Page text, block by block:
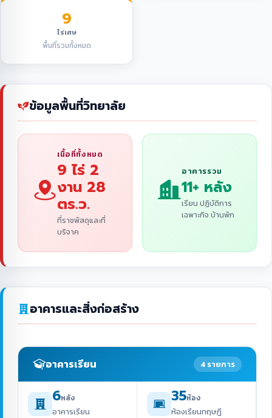
9
ไร่เศษ
พื้นที่รวมทั้งหมด
ข้อมูลพื้นที่วิทยาลัย
เนื้อที่ทั้งหมด
9 ไร่ 2
งาน 28
ตร.ว.
ที่ราชพัสดุและที่
บริจาค
อาคารรวม
11+ หลัง
เรียน ปฏิบัติการ
เฉพาะกิจ บ้านพัก
อาคารและสิ่งก่อสร้าง
อาคารเรียน 4 รายการ
6หลัง
อาคารเรียน
35ห้อง
ห้องเรียนทฤษฎี